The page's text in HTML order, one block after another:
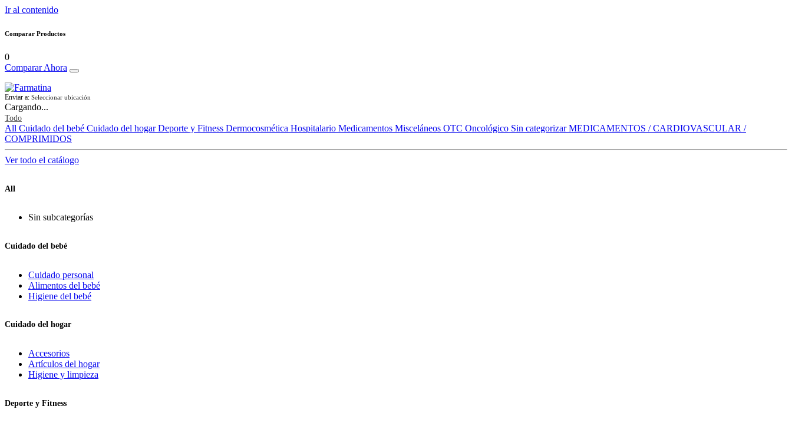
Ir al contenido
Comparar Productos
0
Comparar Ahora
Enviar a: Seleccionar ubicación
Cargando...
Todo
All Cuidado del bebé Cuidado del hogar Deporte y Fitness Dermocosmética Hospitalario Medicamentos Misceláneos OTC Oncológico Sin categorizar MEDICAMENTOS / CARDIOVASCULAR /
COMPRIMIDOS
Ver todo el catálogo
All
Sin subcategorías
Cuidado del bebé
Cuidado personal
Alimentos del bebé
Higiene del bebé
Cuidado del hogar
Accesorios
Artículos del hogar
Higiene y limpieza
Deporte y Fitness